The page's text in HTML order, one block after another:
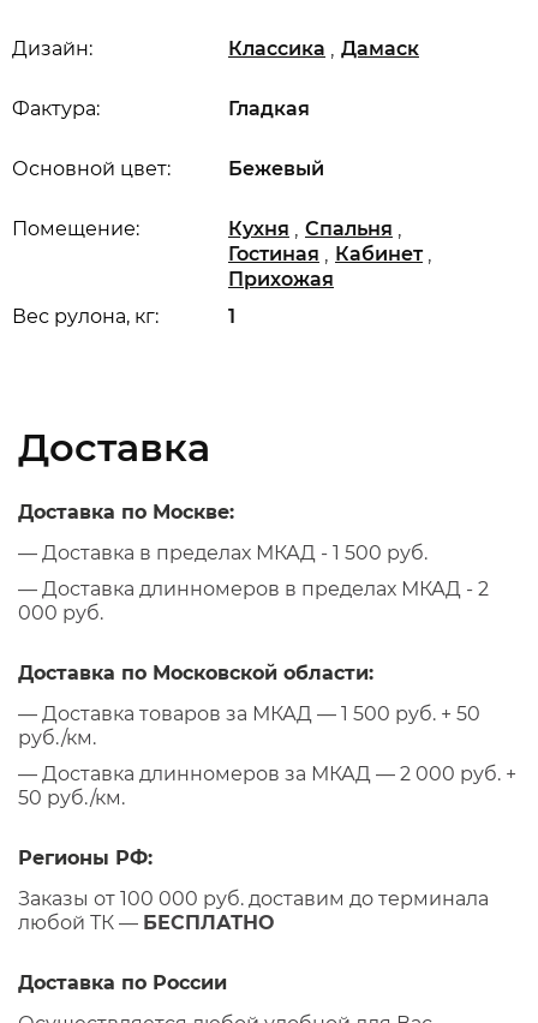
Вес рулона, кг: 1
Основной цвет: Бежевый
Дизайн: Классика , Дамаск
Помещение: Кухня , Спальня ,
Гостиная , Кабинет ,
Прихожая
Фактура: Гладкая
Доставка
Доставка по Москве:
— Доставка в пределах МКАД - 1 500 руб.
— Доставка длинномеров в пределах МКАД - 2
000 руб.
Доставка по Московской области:
— Доставка товаров за МКАД — 1 500 руб. + 50
руб./км.
— Доставка длинномеров за МКАД — 2 000 руб. +
50 руб./км.
Регионы РФ:
Заказы от 100 000 руб. доставим до терминала
любой ТК — БЕСПЛАТНО
Доставка по России